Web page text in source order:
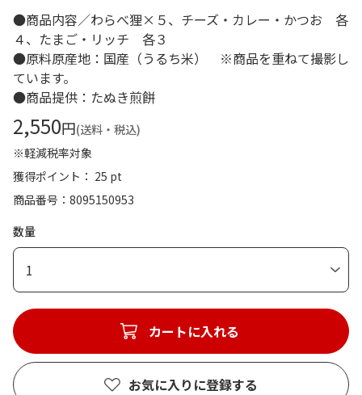
●商品内容／わらべ狸×５、チーズ・カレー・かつお 各
４、たまご・リッチ 各３
●原料原産地：国産（うるち米） ※商品を重ねて撮影し
ています。
●商品提供：たぬき煎餅
2,550円(送料・税込)
※軽減税率対象
獲得ポイント： 25 pt
商品番号
8095150953
数量
1
カートに入れる
お気に入りに登録する